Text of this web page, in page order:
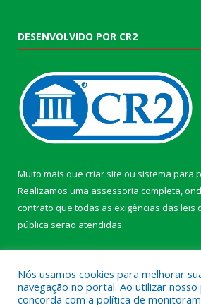
DESENVOLVIDO POR CR2
Muito mais que criar site ou sistema para
Realizamos uma assessoria completa,
contrato que todas as exigências das leis
pública serão atendidas.
Nós usamos cookies para melhorar
navegação no portal. Ao utilizar
concorda com a política de